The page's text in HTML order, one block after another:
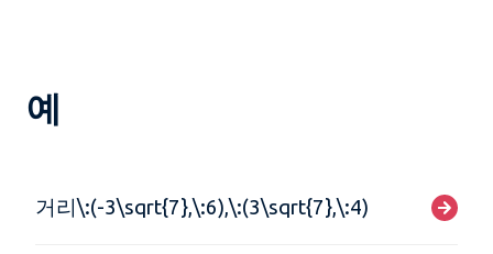
예
거리\:(-3\sqrt{7},\:6),\:(3\sqrt{7},\:4)